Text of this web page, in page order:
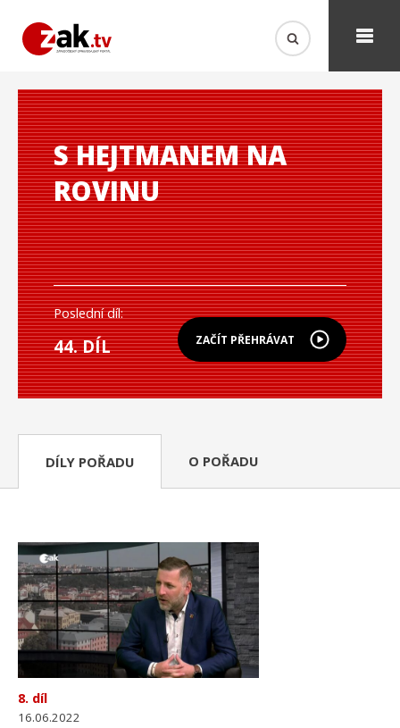
S HEJTMANEM NA
ROVINU
ZAČÍT PŘEHRÁVAT
Poslední díl:
44. DÍL
DÍLY POŘADU O POŘADU
8. díl
16.06.2022